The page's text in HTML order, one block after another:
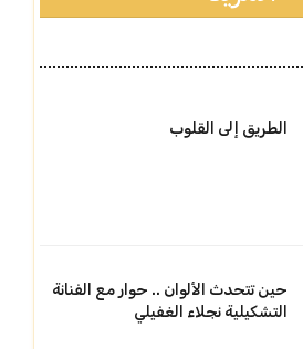
الطريق إلى القلوب
حين تتحدث الألوان .. حوار مع الفنانة
التشكيلية نجلاء الغفيلي